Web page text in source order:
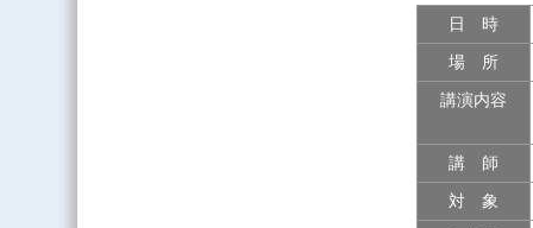
日 時
場 所
講演内容
講 師
対 象